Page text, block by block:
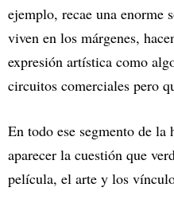
ejemplo, recae una enorme
viven en los márgenes,
expresión artística como
circuitos comerciales pero
En todo ese segmento de la
aparecer la cuestión que
película, el arte y los